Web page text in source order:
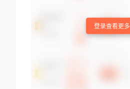
登录查看更多